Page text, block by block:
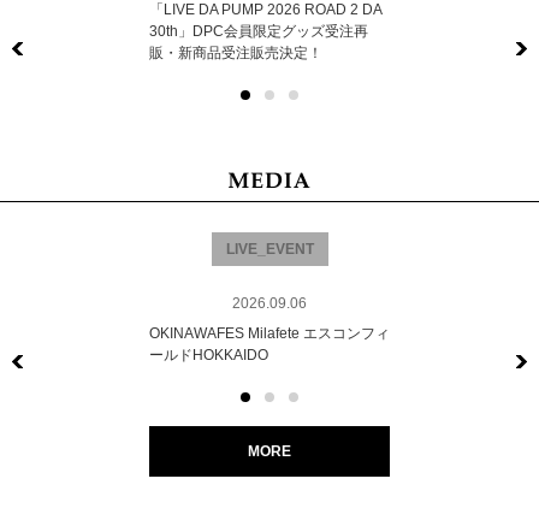
「LIVE DA PUMP 2026 ROAD 2 DA
30th」DPC会員限定グッズ受注再
販・新商品受注販売決定！
LIVE_EVENT
2026.09.06
OKINAWAFES Milafete エスコンフィ
ールドHOKKAIDO
MORE